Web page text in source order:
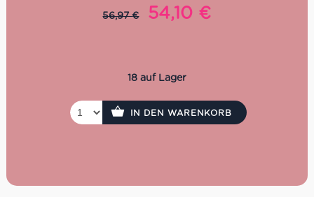
Das ist drin in der Picknick
1x Cantucci mit Pistazien, Marabissi
2x Limonata Zitronenlimonade, Sanpellegrino
1x Tarallini classici, Petrone
Piemontese
56,97€
Ursprünglicher
54,10 €Aktueller
18 auf Lager
IN DEN WARENKORB